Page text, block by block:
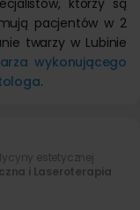
którzy są
pacjentów w 2
twarzy w Lubinie
wykonującego
.
estetycznej
i Laseroterapia